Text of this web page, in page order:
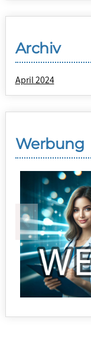
Archiv
April 2024
Werbung